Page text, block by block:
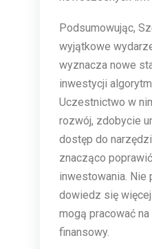
Podsumowując,
wyjątkowe
wyznacza nowe
inwestycji
Uczestnictwo w
rozwój, zdobycie
dostęp do
znacząco
inwestowania. Nie
dowiedz się
mogą pracować
finansowy.